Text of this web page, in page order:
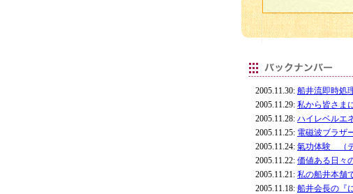
2005.11.30: 船井流即時処
2005.11.29: 私から皆さま
2005.11.28: ハイレベルエ
2005.11.25: 電磁波ブラザ
2005.11.24: 氣功体験 （テ
2005.11.22: 価値ある日々
2005.11.21: 私の船井本舗
2005.11.18: 船井会長の『